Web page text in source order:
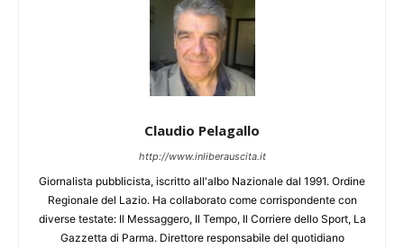
Claudio Pelagallo
http://www.inliberauscita.it
Giornalista pubblicista, iscritto all'albo Nazionale dal 1991. Ordine
Regionale del Lazio. Ha collaborato come corrispondente con
diverse testate: Il Messaggero, Il Tempo, Il Corriere dello Sport, La
Gazzetta di Parma. Direttore responsabile del quotidiano